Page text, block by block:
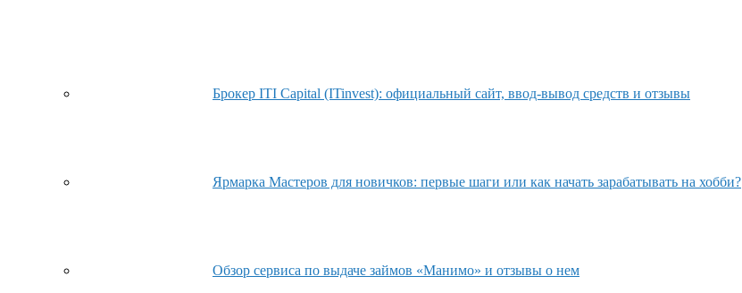
Брокер ITI Capital (ITinvest): официальный сайт, ввод-вывод средств и отзывы
Ярмарка Мастеров для новичков: первые шаги или как начать зарабатывать на хобби?
Обзор сервиса по выдаче займов «Манимо» и отзывы о нем